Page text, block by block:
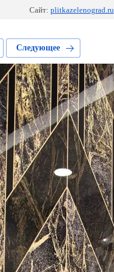
Сайт: plitkazelenograd.ru
Следующее